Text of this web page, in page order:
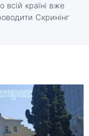
всій країні вже
Скринінг